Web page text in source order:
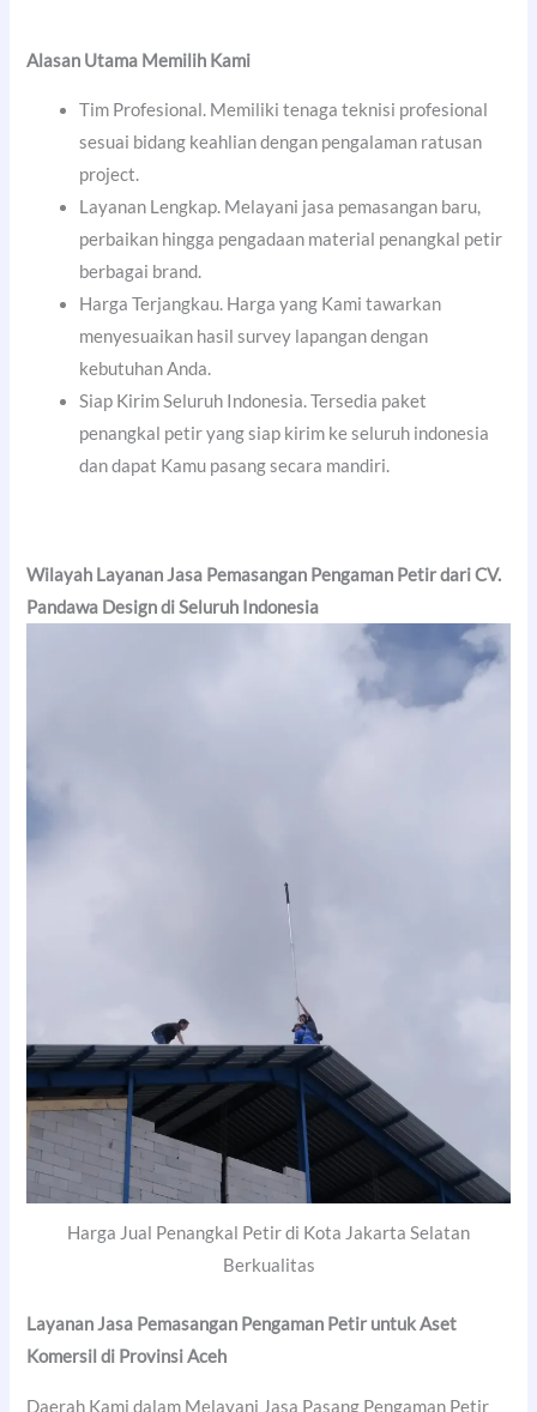
Alasan Utama Memilih Kami
Tim Profesional. Memiliki tenaga teknisi profesional
sesuai bidang keahlian dengan pengalaman ratusan
project.
Layanan Lengkap. Melayani jasa pemasangan baru,
perbaikan hingga pengadaan material penangkal petir
berbagai brand.
Harga Terjangkau. Harga yang Kami tawarkan
menyesuaikan hasil survey lapangan dengan
kebutuhan Anda.
Siap Kirim Seluruh Indonesia. Tersedia paket
penangkal petir yang siap kirim ke seluruh indonesia
dan dapat Kamu pasang secara mandiri.
Wilayah Layanan Jasa Pemasangan Pengaman Petir dari CV.
Pandawa Design di Seluruh Indonesia
Harga Jual Penangkal Petir di Kota Jakarta Selatan
Berkualitas
Layanan Jasa Pemasangan Pengaman Petir untuk Aset
Komersil di Provinsi Aceh
Daerah Kami dalam Melayani Jasa Pasang Pengaman Petir